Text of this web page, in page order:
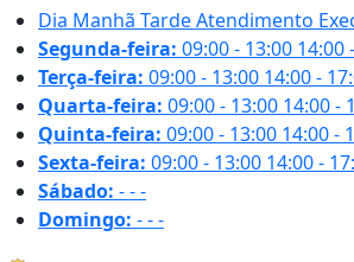
Dia Manhã TardeAtendimento
Segunda-feira: 09:00 - 13:00 14:00
Terça-feira: 09:00 - 13:00 14:00 -
Quarta-feira: 09:00 - 13:00 14:00 -
Quinta-feira: 09:00 - 13:00 14:00 -
Sexta-feira: 09:00 - 13:00 14:00 -
Sábado: ---
Domingo: ---